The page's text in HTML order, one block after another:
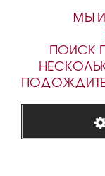
МЫ
ПОИСК
ПОДОЖДИТЕ